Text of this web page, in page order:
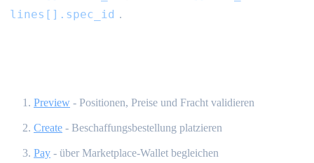
lines[].spec_id .
Preview - Positionen, Preise und Fracht validieren
Create - Beschaffungsbestellung platzieren
Pay - über Marketplace-Wallet begleichen